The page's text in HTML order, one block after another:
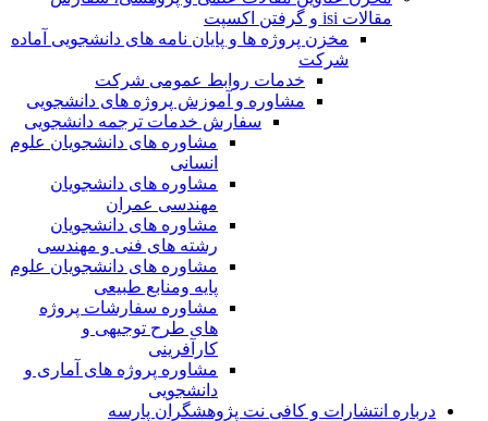
مقالات isi و گرفتن اکسپت
مخزن پروژه ها و پایان نامه های دانشجویی آماده
شرکت
خدمات روابط عمومی شرکت
مشاوره و آموزش پروژه های دانشجویی
سفارش خدمات ترجمه دانشجویی
مشاوره های دانشجویان علوم
انسانی
مشاوره های دانشجویان
مهندسی عمران
مشاوره های دانشجویان
رشته های فنی و مهندسی
مشاوره های دانشجویان علوم
پایه ومنابع طبیعی
مشاوره سفارشات پروژه
های طرح توجیهی و
کارآفرینی
مشاوره پروژه های آماری و
دانشجویی
درباره انتشارات و کافی نت پژوهشگران پارسه